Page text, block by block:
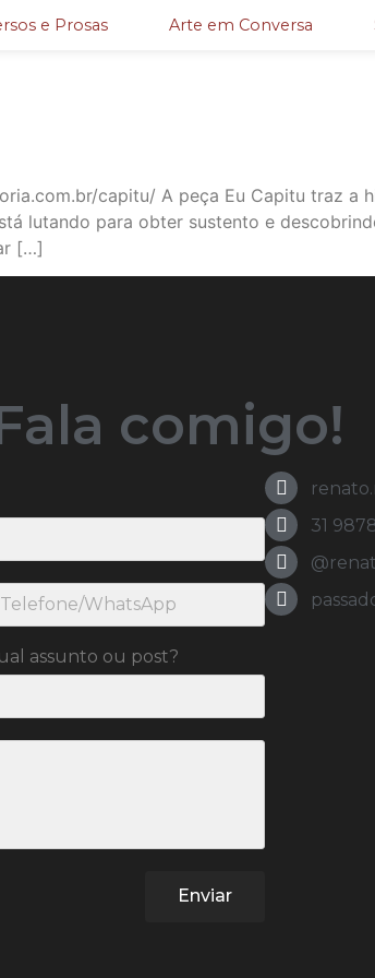
e Prosas Arte em Conversa
capitu/ A peça Eu Capitu traz a
lutando para obter sustento e
[…]
comigo!
assunto ou post?
Enviar
31